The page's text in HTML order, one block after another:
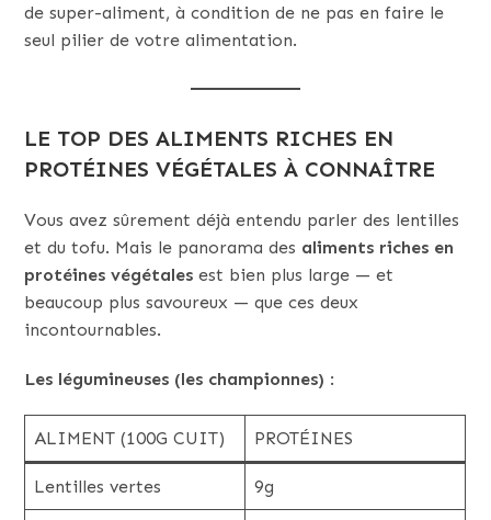
de super-aliment, à condition de ne pas en faire le
seul pilier de votre alimentation.
LE TOP DES ALIMENTS RICHES EN
PROTÉINES VÉGÉTALES À CONNAÎTRE
Vous avez sûrement déjà entendu parler des lentilles
et du tofu. Mais le panorama des aliments riches en
protéines végétales est bien plus large — et
beaucoup plus savoureux — que ces deux
incontournables.
Les légumineuses (les championnes) :
ALIMENT (100G CUIT) PROTÉINES
Lentilles vertes 9g